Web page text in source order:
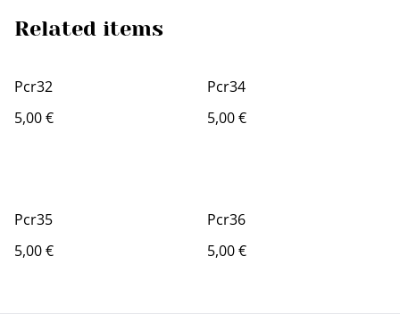
Related items
Pcr32
5,00 €
Pcr34
5,00 €
Pcr35
5,00 €
Pcr36
5,00 €